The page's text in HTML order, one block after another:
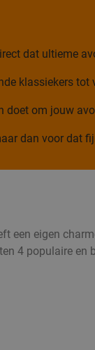
dat ultieme
klassiekers
doet om jouw
dan voor dat
een eigen
4 populaire